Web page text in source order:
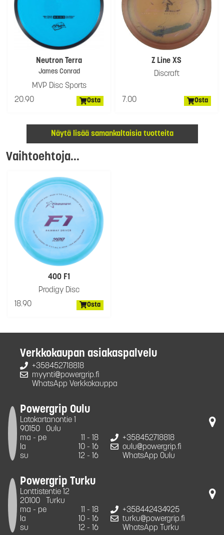
Neutron Terra
James Conrad
MVP Disc Sports
20.90
Osta
Z Line XS
Discraft
7.00 Osta
Näytä lisää samankaltaisia tuotteita
Vaihtoehtoja...
400 F1
Prodigy Disc
18.90
Osta
Verkkokaupan asiakaspalvelu
+358452718818
myynti@powergrip.fi
WhatsApp Verkkokauppa
Powergrip Oulu
Latokartanontie 1
90150
Oulu
ma - pe
11 - 18
la
10 - 16
su
12 - 16
+358452718818
oulu@powergrip.fi
WhatsApp Oulu
Powergrip Turku
Lonttistentie 12
20100
Turku
ma - pe
11 - 18
la
10 - 16
su
12 - 16
+358442434925
turku@powergrip.fi
WhatsApp Turku